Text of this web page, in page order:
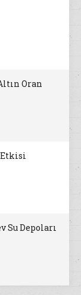
Oran
Etkisi
Su Depoları